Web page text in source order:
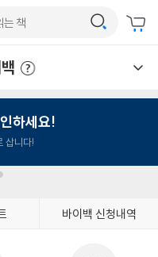
하세요!
삽니다!
바이백 신청내역